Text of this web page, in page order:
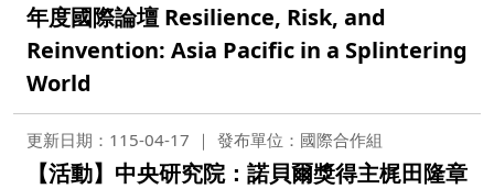
年度國際論壇 Resilience, Risk, and
Reinvention: Asia Pacific in a Splintering
World
更新日期：115-04-17 發布單位：國際合作組
【活動】中央研究院：諾貝爾獎得主梶田隆章